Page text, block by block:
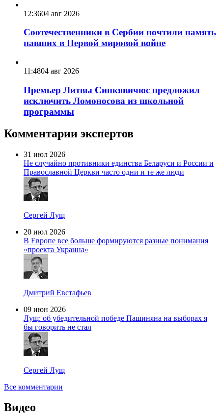
12:3604 авг 2026
Соотечественники в Сербии почтили память
павших в Первой мировой войне
11:4804 авг 2026
Премьер Литвы Синкявичюс предложил
исключить Ломоносова из школьной
программы
Комментарии экспертов
31 июл 2026
Не случайно противники единства Беларуси и России и
Православной Церкви часто одни и те же люди
Сергей Лущ
20 июл 2026
В Европе все больше формируются разные понимания
«проекта Украина»
Дмитрий Евстафьев
09 июн 2026
Лущ: об убедительной победе Пашиняна на выборах я
бы говорить не стал
Сергей Лущ
Все комментарии
Видео